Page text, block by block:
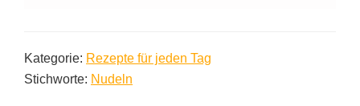
Kategorie: Rezepte für jeden Tag
Stichworte: Nudeln